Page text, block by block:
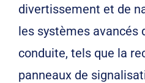
divertissement et de
les systèmes avancés
conduite, tels que la
panneaux de